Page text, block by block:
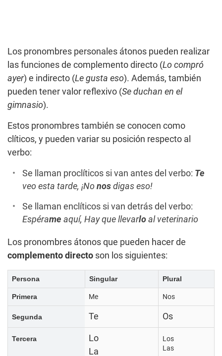
Los pronombres personales átonos pueden realizar
las funciones de complemento directo (Lo compró
ayer) e indirecto (Le gusta eso). Además, también
pueden tener valor reflexivo (Se duchan en el
gimnasio).
Estos pronombres también se conocen como
clíticos, y pueden variar su posición respecto al
verbo:
Se llaman proclíticos si van antes del verbo: Te
veo esta tarde, ¡No nos digas eso!
Se llaman enclíticos si van detrás del verbo:
Espérame aquí, Hay que llevarlo al veterinario
Los pronombres átonos que pueden hacer de
complemento directo son los siguientes:
Persona Singular Plural
Primera Me Nos
Segunda Te Os
Tercera
Lo
La
Los
Las